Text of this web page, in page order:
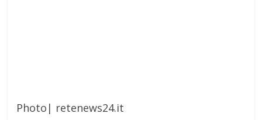
Photo| retenews24.it